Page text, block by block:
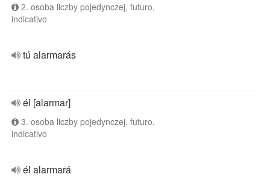
2. osoba liczby pojedynczej, futuro,
indicativo
tú alarmarás
él [alarmar]
3. osoba liczby pojedynczej, futuro,
indicativo
él alarmará